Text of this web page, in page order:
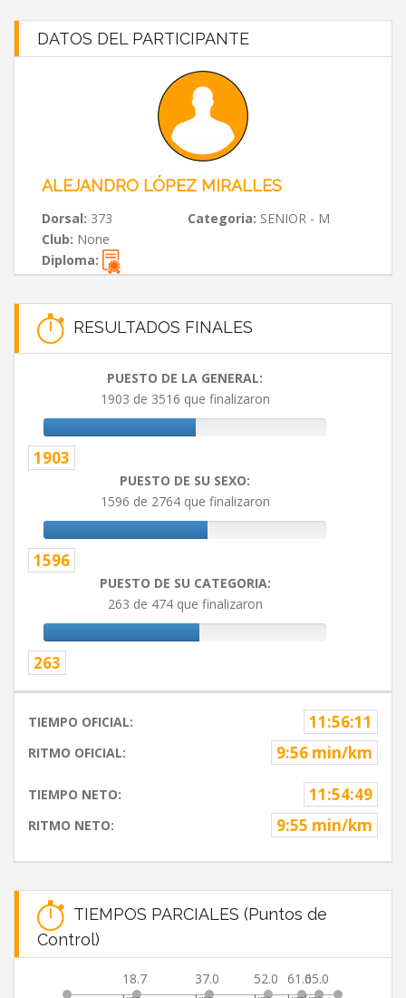
DATOS DEL PARTICIPANTE
ALEJANDRO LÓPEZ MIRALLES
Dorsal: 373 Categoria: SENIOR - M
Club: None
Diploma:
RESULTADOS FINALES
PUESTO DE LA GENERAL:
1903 de 3516 que finalizaron
1903
PUESTO DE SU SEXO:
1596 de 2764 que finalizaron
1596
PUESTO DE SU CATEGORIA:
263 de 474 que finalizaron
263
TIEMPO OFICIAL: 11:56:11
RITMO OFICIAL: 9:56 min/km
TIEMPO NETO: 11:54:49
RITMO NETO: 9:55 min/km
TIEMPOS PARCIALES (Puntos de
Control)
18.7
37.0
52.0
61.065.0